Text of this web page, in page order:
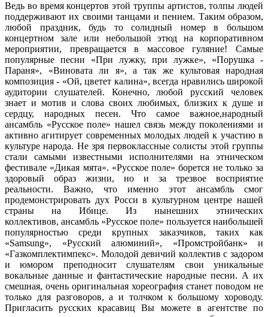
Ведь во время концертов этой труппы артистов, толпы людей
поддерживают их своими танцами и пением. Таким образом,
любой праздник, будь то солидный номер в большом
концертном зале или небольшой этюд на корпоративном
мероприятии, превращается в массовое гуляние! Самые
популярные песни «При лужку, при лужке», «Порушка -
Параня», «Виновата ли я», а так же культовая народная
композиция - «Ой, цветет калина», всегда нравились широкой
аудитории слушателей. Конечно, любой русский человек
знает и мотив и слова своих любимых, близких к душе и
сердцу, народных песен. Что самое важное,народный
ансамбль «Русское поле» нашел связь между поколениями и
активно агитирует современных молодых людей к участию в
культуре народа. Не зря первоклассные солисты этой группы
стали самыми известными исполнителями на этническом
фестивале «Дикая мята». «Русское поле» борется не только за
здоровый образ жизни, но и за трезвое восприятие
реальности. Важно, что именно этот ансамбль смог
продемонстрировать дух Росси в культурном центре нашей
страны на Ибице. Из нынешних этнических
коллективов, ансамбль «Русское поле» пользуется наибольшей
популярностью среди крупных заказчиков, таких как
«Samsung», «Русский алюминий», «Промстройбанк» и
«Газкомплектимпекс». Молодой девичий коллектив с задором
и юмором преподносит слушателям свои уникальные
вокальные данные и фантастические народные песни. А их
смешная, очень оригинальная хореография станет поводом не
только для разговоров, а и толчком к большому хороводу.
Пригласить русских красавиц Вы можете в агентстве по